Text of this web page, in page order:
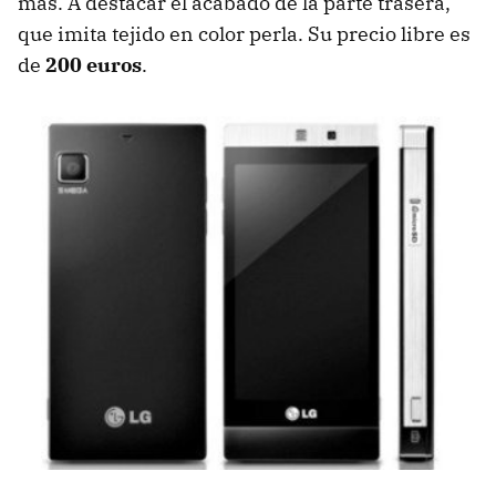
que imita tejido en color perla. Su precio libre es
de 200 euros.